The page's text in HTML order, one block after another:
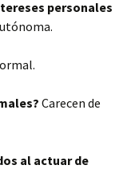
personales
Carecen de
al actuar de